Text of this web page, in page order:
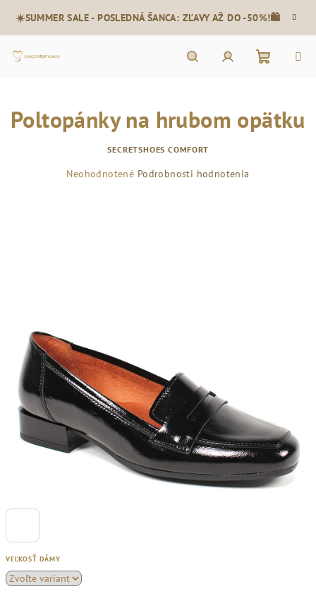
obsah
☀️SUMMER SALE - POSLEDNÁ ŠANCA: ZĽAVY AŽ DO -50%!🛍️
košík
VEĽKOSŤ DÁMY
Poltopánky na hrubom opätku
SECRETSHOES COMFORT
Priemerné
Neohodnotené Podrobnosti hodnotenia